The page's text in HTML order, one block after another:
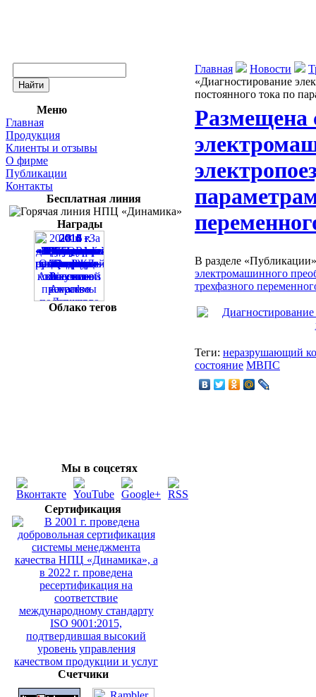
Меню
Главная
Продукция
Клиенты и отзывы
О фирме
Публикации
Контакты
Бесплатная линия
Награды
Облако тегов
Мы в соцсетях
Сертификация
Счетчики
Главная Новости
«Диагностирование
постоянного тока по
Размещена
В разделе
электромашинного
трехфазного
Теги: неразрушающий
состояние МВПС